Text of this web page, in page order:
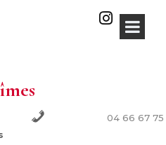
04 66 67